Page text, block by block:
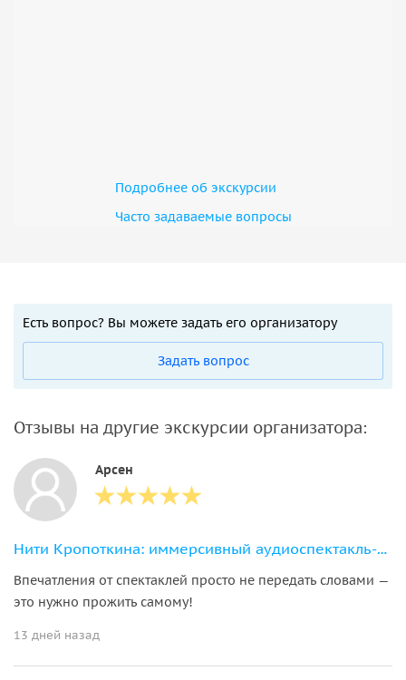
Подробнее об экскурсии
Часто задаваемые вопросы
Есть вопрос? Вы можете задать его организатору
Задать вопрос
Отзывы на другие экскурсии организатора:
Арсен
Нити Кропоткина: иммерсивный аудиоспектакль-прогулка по городу
Впечатления от спектаклей просто не передать словами —
это нужно прожить самому!
13 дней назад